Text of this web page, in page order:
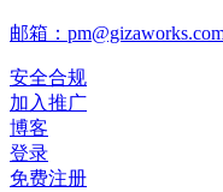
邮箱：
安全合规
加入推广
博客
登录
免费注册